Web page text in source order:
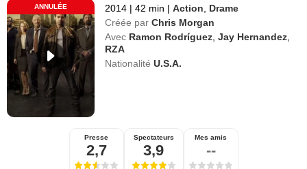
ANNULÉE 2014 | 42 min | Action
Drame
Créée par Chris Morgan
Avec Ramon Rodríguez ,Jay Hernandez
RZA
Nationalité U.S.A.
Presse
2,7
Spectateurs
3,9
Mes amis
--